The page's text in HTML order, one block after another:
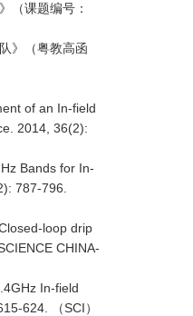
（课题编号：
》（粤教高函
of an In-field
2014, 36(2):
Bands for In-
787-796.
loop drip
CHINA-
In-field
624. （SCI）